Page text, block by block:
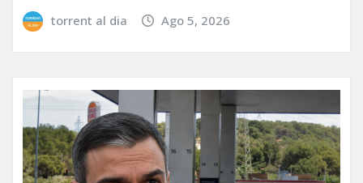
torrent al dia Ago 5, 2026